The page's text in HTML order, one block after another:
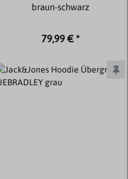
braun-schwarz
79,99 € *